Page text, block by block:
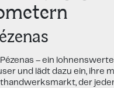
– ein
und lädt dazu ein,
der